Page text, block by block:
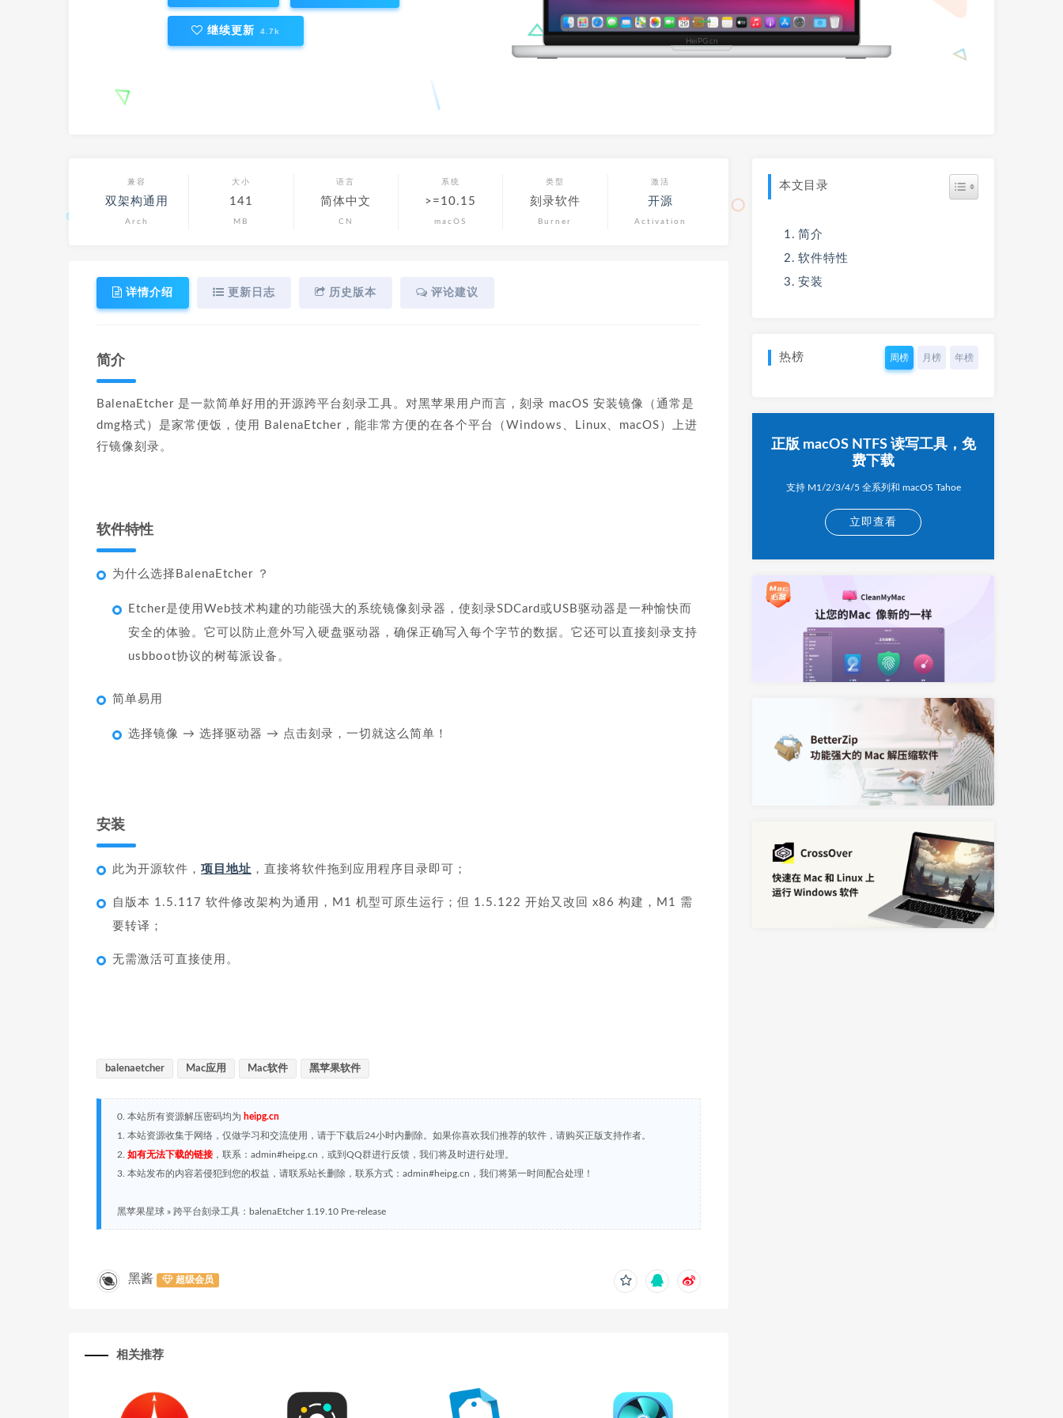
继续更新 4.7k
兼容
双架构通用
Arch
大小
141
MB
语言
简体中文
CN
系统
>=10.15
macOS
类型
刻录软件
Burner
激活
开源
Activation
详情介绍 更新日志 历史版本 评论建议
简介
BalenaEtcher 是一款简单好用的开源跨平台刻录工具。对黑苹果用户而言，刻录 macOS 安装镜像（通常是
dmg格式）是家常便饭，使用 BalenaEtcher，能非常方便的在各个平台（Windows、Linux、macOS）上进
行镜像刻录。
软件特性
为什么选择BalenaEtcher ？
Etcher是使用Web技术构建的功能强大的系统镜像刻录器，使刻录SDCard或USB驱动器是一种愉快而
安全的体验。它可以防止意外写入硬盘驱动器，确保正确写入每个字节的数据。它还可以直接刻录支持
usbboot协议的树莓派设备。
简单易用
选择镜像 → 选择驱动器 → 点击刻录，一切就这么简单！
安装
此为开源软件， 项目地址 ，直接将软件拖到应用程序目录即可；
自版本 1.5.117 软件修改架构为通用，M1 机型可原生运行；但 1.5.122 开始又改回 x86 构建，M1 需
要转译；
无需激活可直接使用。
balenaetcher Mac应用 Mac软件 黑苹果软件
0. 本站所有资源解压密码均为 heipg.cn
1. 本站资源收集于网络，仅做学习和交流使用，请于下载后24小时内删除。如果你喜欢我们推荐的软件，请购买正版支持作者。
2. 如有无法下载的链接，联系：admin#heipg.cn，或到QQ群进行反馈，我们将及时进行处理。
3. 本站发布的内容若侵犯到您的权益，请联系站长删除，联系方式：admin#heipg.cn，我们将第一时间配合处理！
黑苹果星球 » 跨平台刻录工具：balenaEtcher 1.19.10 Pre-release
黑酱 超级会员
相关推荐
本文目录
简介
软件特性
安装
热榜 周榜 月榜 年榜
正版 macOS NTFS 读写工具，免
费下载
支持 M1/2/3/4/5 全系列和 macOS Tahoe
立即查看